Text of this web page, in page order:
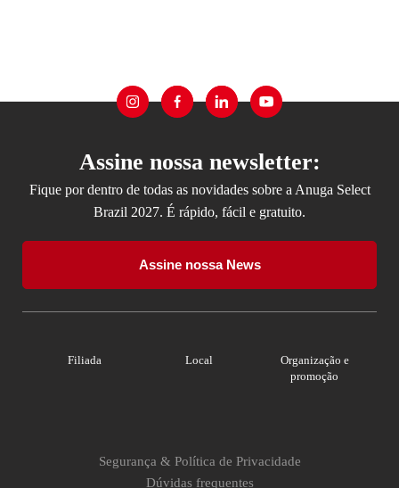
Assine nossa newsletter:
Fique por dentro de todas as novidades sobre a Anuga Select
Brazil 2027. É rápido, fácil e gratuito.
Assine nossa News
Segurança & Política de Privacidade
Dúvidas frequentes
Filiada Local
Organização e
promoção